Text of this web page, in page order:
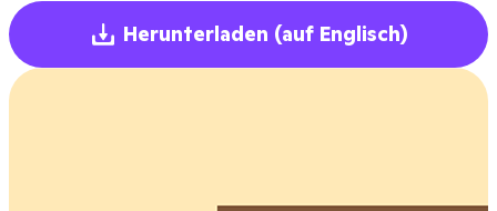
Herunterladen (auf Englisch)